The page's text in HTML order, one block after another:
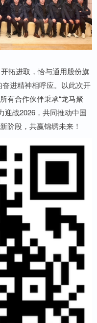
拓进取，恰与通用股份旗
奋进精神相呼应。以此次开
有合作伙伴秉承“龙马聚
迎战2026，共同推动中国
阶段，共赢锦绣未来！